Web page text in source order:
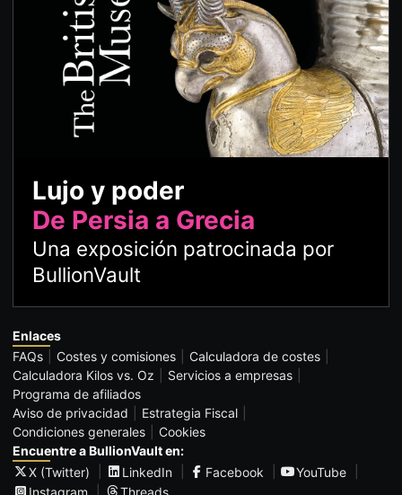
Lujo y poder
De Persia a Grecia
Una exposición patrocinada por
BullionVault
Enlaces
FAQs
Costes y comisiones
Calculadora de costes
Calculadora Kilos vs. Oz
Servicios a empresas
Programa de afiliados
Aviso de privacidad
Estrategia Fiscal
Condiciones generales
Cookies
Encuentre a BullionVault en:
X (Twitter)
LinkedIn Facebook
YouTube